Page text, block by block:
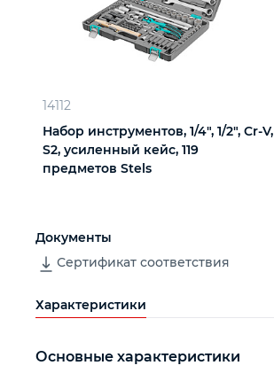
14112
Набор инструментов, 1/4", 1/2", Cr-V,
S2, усиленный кейс, 119
предметов Stels
Документы
Сертификат соответствия
Характеристики
Основные характеристики